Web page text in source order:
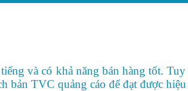
và có khả năng bán hàng tốt.
bản TVC quảng cáo để đạt được hiệu